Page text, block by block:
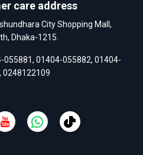
care address
City Shopping Mall,
Dhaka-1215.
055881, 01404-055882, 01404-
, 0248122109